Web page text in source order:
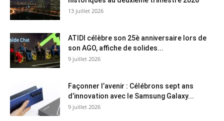
13 juillet 2026
ATIDI célèbre son 25è anniversaire lors de
son AGO, affiche de solides...
9 juillet 2026
Façonner l’avenir : Célébrons sept ans
d’innovation avec le Samsung Galaxy...
9 juillet 2026